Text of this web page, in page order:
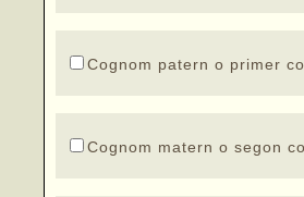
Cognom patern o primer
Cognom matern o segon